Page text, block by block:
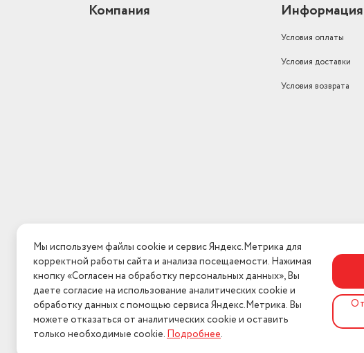
Компания Информация
Условия оплаты
Условия доставки
Условия возврата
Мы используем файлы cookie и сервис Яндекс.Метрика для
корректной работы сайта и анализа посещаемости. Нажимая
кнопку «Согласен на обработку персональных данных», Вы
даете согласие на использование аналитических cookie и
обработку данных с помощью сервиса Яндекс.Метрика. Вы
можете отказаться от аналитических cookie и оставить
только необходимые cookie.Подробнее.